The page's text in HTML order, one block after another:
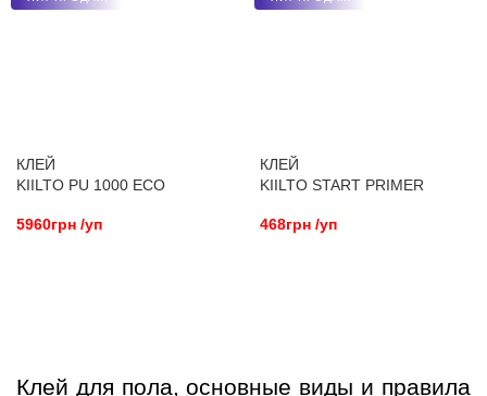
КЛЕЙ
KIILTO PU 1000 ECO
5960грн /уп
КЛЕЙ
KIILTO START PRIMER
468грн /уп
Клей для пола, основные виды и правила